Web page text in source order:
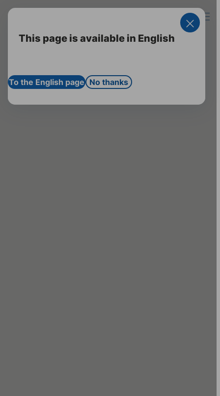
This page is available in English
To the English page No thanks
Zum Login für
Fachkreise
KontaktSuche
Felix Martin Oberländer-Preis 2025 für Prof. Dr. Jens-Uwe Stolzenburg